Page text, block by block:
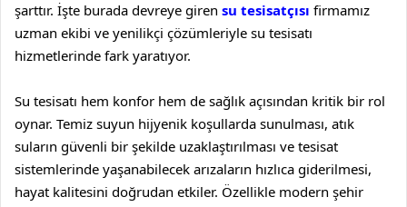
şarttır. İşte burada devreye giren su tesisatçısı firmamız
uzman ekibi ve yenilikçi çözümleriyle su tesisatı
hizmetlerinde fark yaratıyor.
Su tesisatı hem konfor hem de sağlık açısından kritik bir rol
oynar. Temiz suyun hijyenik koşullarda sunulması, atık
suların güvenli bir şekilde uzaklaştırılması ve tesisat
sistemlerinde yaşanabilecek arızaların hızlıca giderilmesi,
hayat kalitesini doğrudan etkiler. Özellikle modern şehir